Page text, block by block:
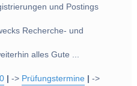
und Postings
Recherche- und
alles Gute ...
-> Prüfungstermine
->